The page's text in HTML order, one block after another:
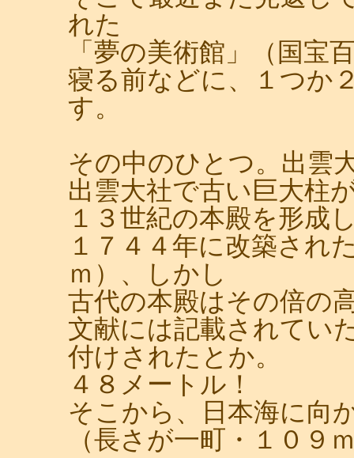
れた
「夢の美術館」（国宝
寝る前などに、１つか
す。
その中のひとつ。出雲
出雲大社で古い巨大柱
１３世紀の本殿を形成
１７４４年に改築され
ｍ）、しかし
古代の本殿はその倍の
文献には記載されてい
付けされたとか。
４８メートル！
そこから、日本海に向
（長さが一町・１０９